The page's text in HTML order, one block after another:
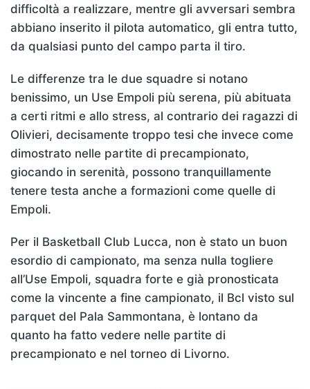
difficoltà a realizzare, mentre gli avversari sembra
abbiano inserito il pilota automatico, gli entra tutto,
da qualsiasi punto del campo parta il tiro.
Le differenze tra le due squadre si notano
benissimo, un Use Empoli più serena, più abituata
a certi ritmi e allo stress, al contrario dei ragazzi di
Olivieri, decisamente troppo tesi che invece come
dimostrato nelle partite di precampionato,
giocando in serenità, possono tranquillamente
tenere testa anche a formazioni come quelle di
Empoli.
Per il Basketball Club Lucca, non è stato un buon
esordio di campionato, ma senza nulla togliere
all’Use Empoli, squadra forte e già pronosticata
come la vincente a fine campionato, il Bcl visto sul
parquet del Pala Sammontana, è lontano da
quanto ha fatto vedere nelle partite di
precampionato e nel torneo di Livorno.